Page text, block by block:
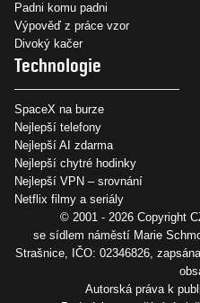
Padni komu padni
Výpověď z práce vzor
Divoký kačer
Technologie
SpaceX na burze
Nejlepší telefony
Nejlepší AI zdarma
Nejlepší chytré hodinky
Nejlepší VPN – srovnání
Netflix filmy a seriály
© 2001 - 2026 Copyright
se sídlem náměstí Marie
Strašnice, IČO: 02346826,
Autorská práva k